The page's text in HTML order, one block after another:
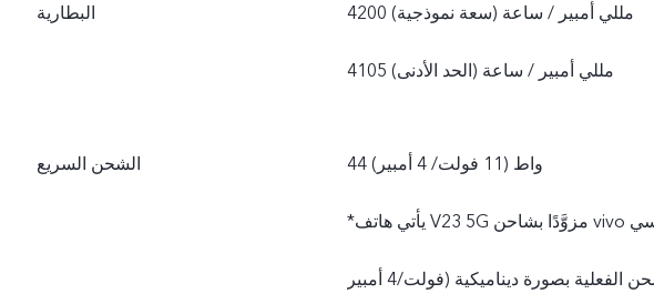
البطارية 4200 مللي أمبير / ساعة (سعة نموذجية)
4105 مللي أمبير / ساعة (الحد الأدنى)
الشحن السريع 44 واط (11 فولت/ 4 أمبير)
*يأتي هاتف V23 5G مزوَّدًا بشاحن vivo قياسي (محول طاقة بتقنية FlashCharge 11
فولت/4 أمبير) ويدعم حتى 44 واط. يتم تعديل قدرة الشحن الفعلية بصورة ديناميكية